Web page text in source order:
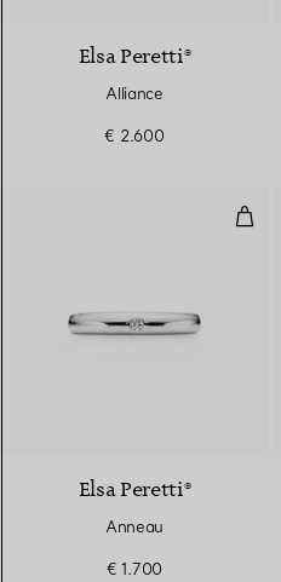
Elsa Peretti®
Alliance
€ 2.600
Elsa Peretti®
Anneau
€ 1.700